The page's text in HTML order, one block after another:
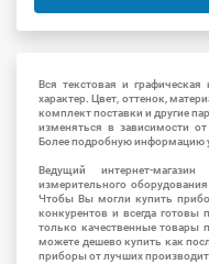
Вся текстовая и
характер. Цвет, оттенок,
комплект поставки и другие
изменяться в зависимости
Более подробную информацию
Ведущий интернет-
измерительного
Чтобы Вы могли купить
конкурентов и всегда
только качественные
можете дешево купить как
приборы от лучших